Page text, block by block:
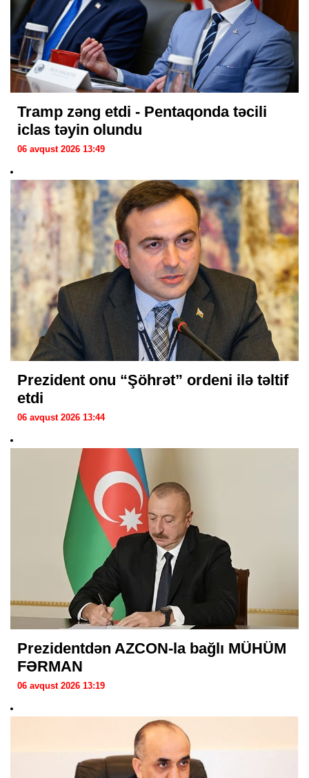
Tramp zəng etdi - Pentaqonda təcili
iclas təyin olundu
06 avqust 2026 13:49
Prezident onu “Şöhrət” ordeni ilə təltif
etdi
06 avqust 2026 13:44
Prezidentdən AZCON-la bağlı MÜHÜM
FƏRMAN
06 avqust 2026 13:19